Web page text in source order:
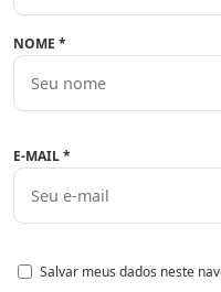
NOME *
E-MAIL*
Salvar meus dados neste